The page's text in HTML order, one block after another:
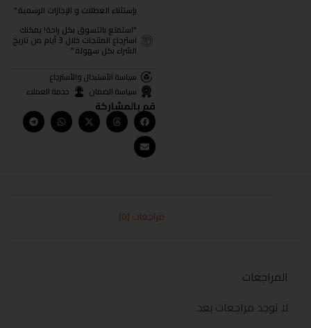
بإستثناء العطلات و الإجازات الرسمية."
"استمتع بالتسوق بكل راحة! يمكنك
استرجاع المنتجات خلال 3 أيام من تاريخ
الشراء بكل سهولة."
سياسة الأستبدال والأسترجاع
سياسة الضمان
خدمة العملاء
قم بالمشاركة
مراجعات (0)
المراجعات
لا توجد مراجعات بعد.